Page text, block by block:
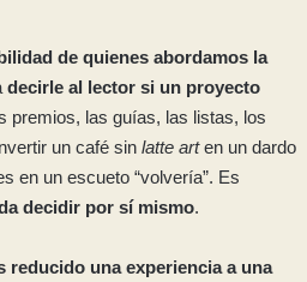
de quienes abordamos la
decirle al lector si un proyecto
premios, las guías, las listas, los
un café sin latte arten un dardo
en un escueto “volvería”. Es
decidir por sí mismo.
reducido una experiencia a una